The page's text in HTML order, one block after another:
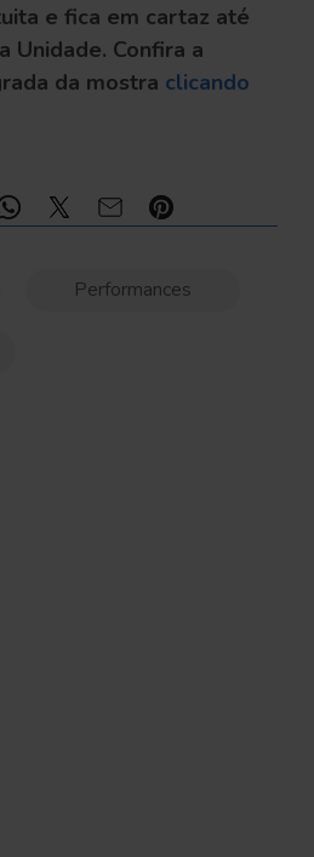
e fica em cartaz até
Unidade. Confira a
da mostra clicando
Performances